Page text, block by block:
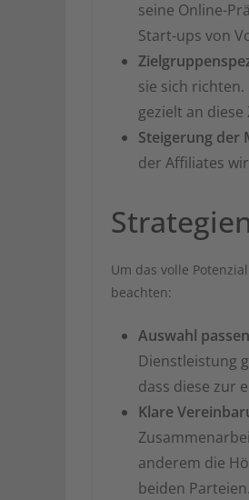
seine Online-
Start-ups von
sie sich
gezielt an
Steigerung der
der Affiliates
Um das volle
beachten:
Auswahl
Dienstleistung
dass diese zur
Klare
anderem die
beiden Parteien.